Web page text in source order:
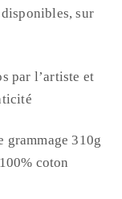
sur
par l’artiste et
grammage 310g
coton